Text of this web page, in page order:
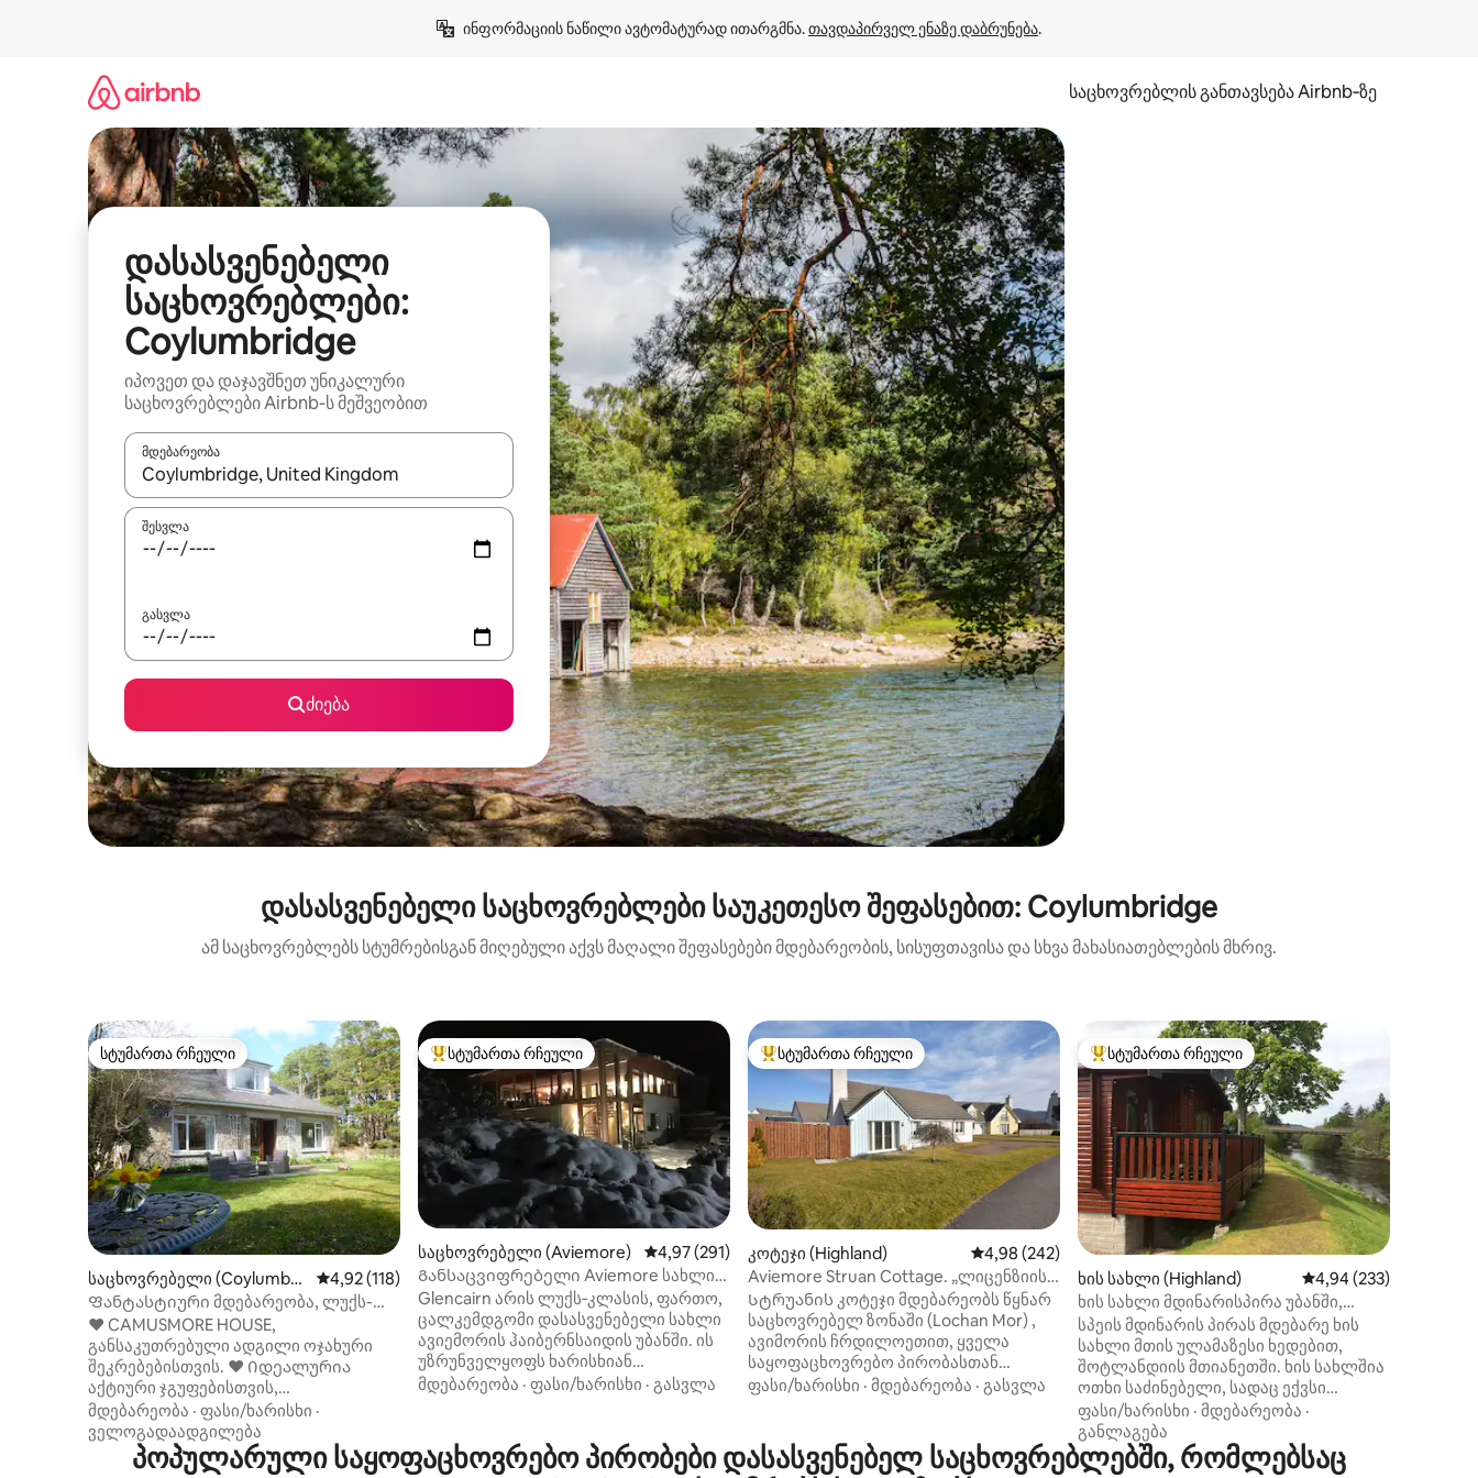
ინფორმაციის ნაწილი ავტომატურად ითარგმნა. თავდაპირველ ენაზე დაბრუნება.
საცხოვრებლის განთავსება Airbnb‑ზე
დასასვენებელი
საცხოვრებლები:
Coylumbridge
იპოვეთ და დაჯავშნეთ უნიკალური
საცხოვრებლები Airbnb-ს მეშვეობით
მდებარეობა
როცა შედეგები ხელმისაწვდომი გახდება, ნავიგაციისთვის გამოიყენეთ კლავიშები ზემოთ/ქვემოთ მიმართული ისრებით ან შეხებისა თუ თითის გასმის ჟესტები.
შესვლა
გასვლა
ძიება
დასასვენებელი საცხოვრებლები საუკეთესო შეფასებით: Coylumbridge
ამ საცხოვრებლებს სტუმრებისგან მიღებული აქვს მაღალი შეფასებები მდებარეობის, სისუფთავისა და სხვა მახასიათებლების მხრივ.
სტუმართა რჩეული
სტუმართა რჩეული
საცხოვრებელი (Coylumbri
dge)
საშუალო შეფასებაა 5‑დან 4,92, 118 მიმოხილვა
4,92 (118)
Ფანტასტიური მდებარეობა, ლუქს-
კლასის პატარა სახლი
ჰიდრომასაჟიანი აუზით.
❤️ CAMUSMORE HOUSE,
განსაკუთრებული ადგილი ოჯახური
შეკრებებისთვის. ❤️ Იდეალურია
აქტიური ჯგუფებისთვის,
თავგადასავლების
მოყვარულებისთვის, ფუფუნებისა და
სამი თაობის ოჯახისთვის. ❤️Ცენტრში
ყველა საფეხმავლო და ველო
მდებარეობა · ფასი/ხარისხი ·
ველოგადაადგილება
სტუმართა რჩეული მოწინავე ვარიანტი
სტუმართა რჩეული
საცხოვრებელი (Aviemore) საშუალო შეფასებაა 5‑დან 4,97, 291 მიმოხილვა
4,97 (291)
Განსაცვიფრებელი Aviemore სახლი
ჰიდრომასაჟიანი აუზითა და საუნით
Glencairn არის ლუქს‑კლასის, ფართო,
ცალკემდგომი დასასვენებელი სახლი
ავიემორის ჰაიბერნსაიდის უბანში. ის
უზრუნველყოფს ხარისხიან
საცხოვრებელ სივრცეს მრავალი
იატაკქვეშა გათბობითა და საუნით, და
იდეალურია დიდი ოჯახისთვის ან
მდებარეობა · ფასი/ხარისხი · გასვლა
სტუმართა რჩეული მოწინავე ვარიანტი
სტუმართა რჩეული
კოტეჯი (Highland) საშუალო შეფასებაა 5‑დან 4,98, 242 მიმოხილვა
4,98 (242)
Aviemore Struan Cottage. „ლიცენზიის
ნომერი HI-70064-R
Სტრუანის კოტეჯი მდებარეობს წყნარ
საცხოვრებელ ზონაში (Lochan Mor) ,
ავიმორის ჩრდილოეთით, ყველა
საყოფაცხოვრებო პირობასთან
ახლოს. Ეს ცალკე კოტეჯი ერთ
Საცხოვრებელში არის გაზის
ცენტრალური გათბობა/ჟურნალის
ფასი/ხარისხი · მდებარეობა · გასვლა
სტუმართა რჩეული მოწინავე ვარიანტი
სტუმართა რჩეული
ხის სახლი (Highland) საშუალო შეფასებაა
4,94 (233)
ხის სახლი მდინარისპირა უბანში,
მთების განსაცვიფრებელი ხედით.
6 ადგილი
სპეის მდინარის პირას მდებარე ხის
სახლი მთის ულამაზესი ხედებით,
შოტლანდიის მთიანეთში. ხის სახლშია
ოთხი საძინებელი, სადაც ექვსი
სტუმარი იტევა. თეთრეული და
პირსახოცები მოწოდებულია. აქ არის
ღია გეგმარების, სრულად აღჭურვილი
სამზარეულო, მისაღები და სასადილო
ფასი/ხარისხი · მდებარეობა ·
განლაგება
პოპულარული საყოფაცხოვრებო პირობები დასასვენებელ საცხოვრებლებში, რომლებსაც